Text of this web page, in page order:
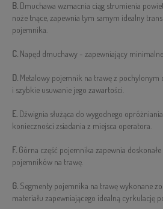
B. Dmuchawa wzmacnia ciąg strumienia
noże tnące, zapewnia tym samym idealny
pojemnika.
C. Napęd dmuchawy - zapewniający
D. Metalowy pojemnik na trawę z pochylonym
i szybkie usuwanie jego zawartości.
E. Dźwignia służąca do wygodnego
konieczności zsiadania z miejsca operatora.
F. Górna część pojemnika zapewnia
pojemników na trawę.
G. Segmenty pojemnika na trawę wykonane
materiału zapewniającego idealną cyrkulację